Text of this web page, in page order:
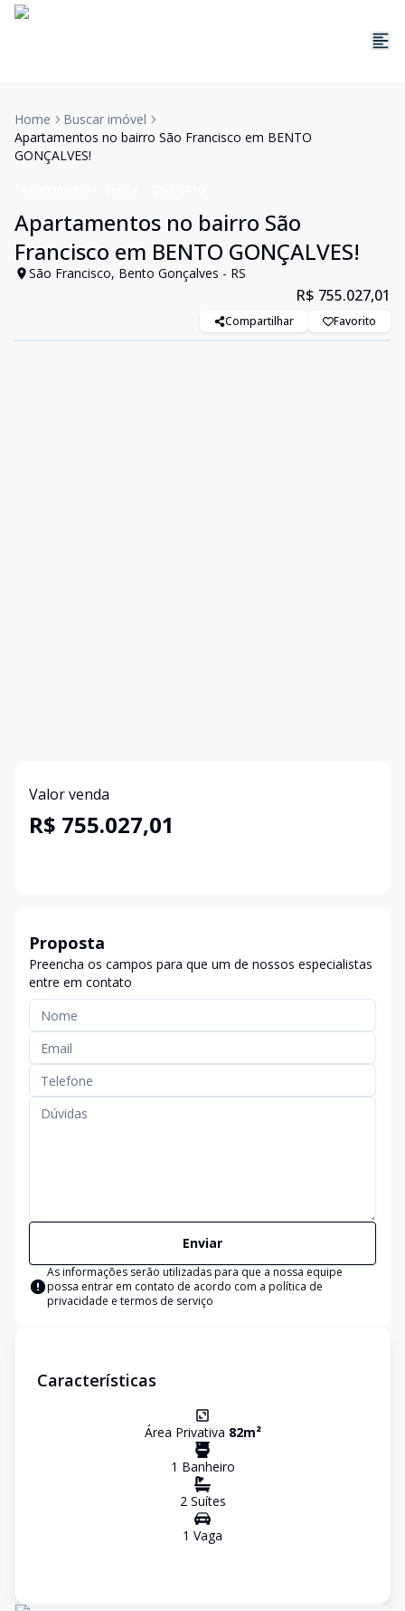
Home
Buscar imóvel
Apartamentos no bairro São Francisco em BENTO
GONÇALVES!
Apartamentos no bairro São
Francisco em BENTO GONÇALVES!
São Francisco, Bento Gonçalves - RS
R$ 755.027,01
Compartilhar Favorito
Valor venda
R$ 755.027,01
Proposta
Preencha os campos para que um de nossos especialistas
entre em contato
Enviar
As informações serão utilizadas para que a nossa equipe
possa entrar em contato de acordo com a política de
privacidade e termos de serviço
Características
Área Privativa 82m²
1 Banheiro
2Suítes
1 Vaga